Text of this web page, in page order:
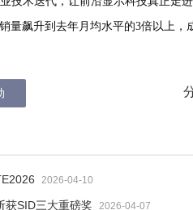
量飙升到去年月均水平的3倍以上，
2026-04-10
获SID三大重磅奖 2026-04-07